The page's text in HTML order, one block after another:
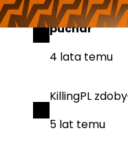
KillingPL
puchar
4 lata temu
KillingPL
5 lat temu